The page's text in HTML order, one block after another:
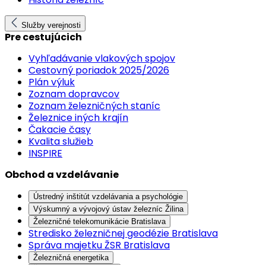
Služby verejnosti
Pre cestujúcich
Vyhľadávanie vlakových spojov
Cestovný poriadok 2025/2026
Plán výluk
Zoznam dopravcov
Zoznam železničných staníc
Železnice iných krajín
Čakacie časy
Kvalita služieb
INSPIRE
Obchod a vzdelávanie
Ústredný inštitút vzdelávania a psychológie
Výskumný a vývojový ústav železníc Žilina
Železničné telekomunikácie Bratislava
Stredisko železničnej geodézie Bratislava
Správa majetku ŽSR Bratislava
Železničná energetika